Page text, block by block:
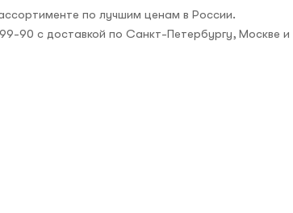
по лучшим ценам в России.
90 с доставкой по Санкт-Петербургу, Москве и